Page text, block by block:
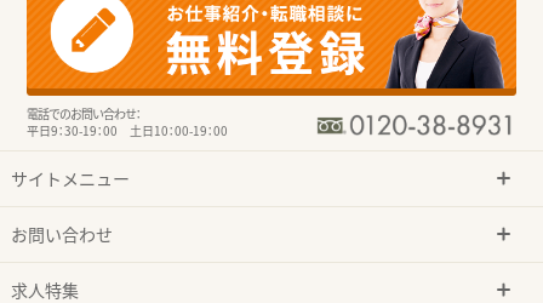
電話でのお問い合わせ：
平日9：30-19：00 土日10：00-19：00
サイトメニュー
お問い合わせ
求人特集